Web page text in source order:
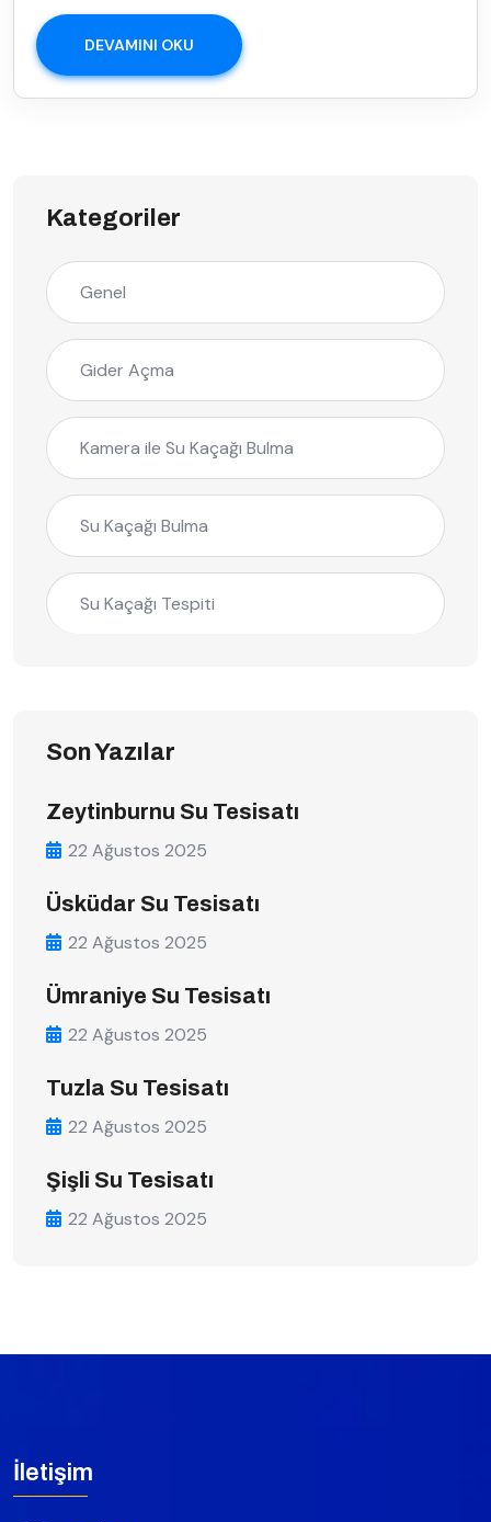
DEVAMINI OKU
Kategoriler
Genel
Gider Açma
Kamera ile Su Kaçağı Bulma
Su Kaçağı Bulma
Su Kaçağı Tespiti
Son Yazılar
Zeytinburnu Su Tesisatı
22 Ağustos 2025
Üsküdar Su Tesisatı
22 Ağustos 2025
Ümraniye Su Tesisatı
22 Ağustos 2025
Tuzla Su Tesisatı
22 Ağustos 2025
Şişli Su Tesisatı
22 Ağustos 2025
İletişim